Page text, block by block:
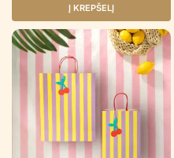
Į KREPŠELĮ